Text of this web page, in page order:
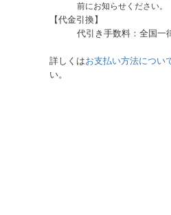
前にお知らせください。
【代金引換】
代引き手数料：全国一
詳しくはお支払い方法につい
い。